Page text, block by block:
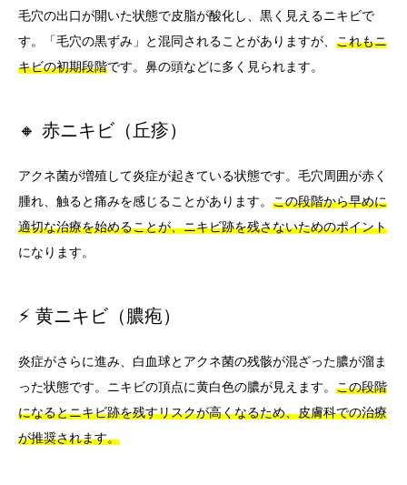
毛穴の出口が開いた状態で皮脂が酸化し、黒く見えるニキビで
す。「毛穴の黒ずみ」と混同されることがありますが、 これもニ
キビの初期段階です。鼻の頭などに多く見られます。
🔸 赤ニキビ（丘疹）
アクネ菌が増殖して炎症が起きている状態です。毛穴周囲が赤く
腫れ、触ると痛みを感じることがあります。 この段階から早めに
適切な治療を始めることが、ニキビ跡を残さないためのポイント
になります。
⚡ 黄ニキビ（膿疱）
炎症がさらに進み、白血球とアクネ菌の残骸が混ざった膿が溜ま
った状態です。ニキビの頂点に黄白色の膿が見えます。 この段階
になるとニキビ跡を残すリスクが高くなるため、皮膚科での治療
が推奨されます。